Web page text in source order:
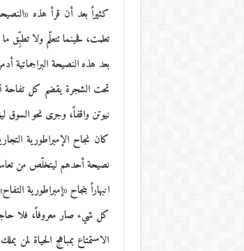
كثيراً بعد أن قرأ هذه
تعلمت، فحينما تتعلّم ولا تطبِّق
بعد هذه النصيحة
تحت الشجرة يقضم كل تفاحة
نيوتن واقفاً، وجرى نحو السوق
كان نجاح الإمبراطورية
نصيحة أحدهم ليتخلّص من
انبهاراً بنجاح «إمبراطورية
كل شيء صار معروفاً، فلا
الاستمتاع بمباهج الحياة لمن